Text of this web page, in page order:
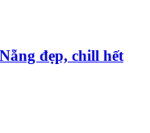
đẹp, chill hết